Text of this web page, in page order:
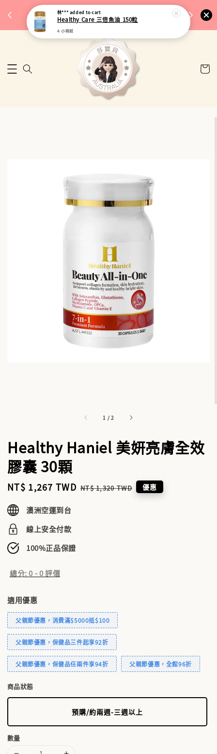
🎉 77購物節｜保健品滿額最低 91 折
來去逛逛
🚚 台
1 /2
Healthy Haniel 美妍亮膚全效
膠囊 30顆
Sale
NT$ 1,267 TWD Regular
NT$ 1,320 TWD 優惠
澳洲空運到台
線上安全付款
100%正品保證
總分:0 -0評價
適用優惠
父親節優惠，消費滿$5000抵$100
父親節優惠，保健品三件起享92折
父親節優惠，保健品任兩件享94折 父親節優惠，全館96折
商品狀態
預購/約兩週-三週以上
數量
林*** added to cart
Healthy Care 三倍魚油 150粒
4 小時前